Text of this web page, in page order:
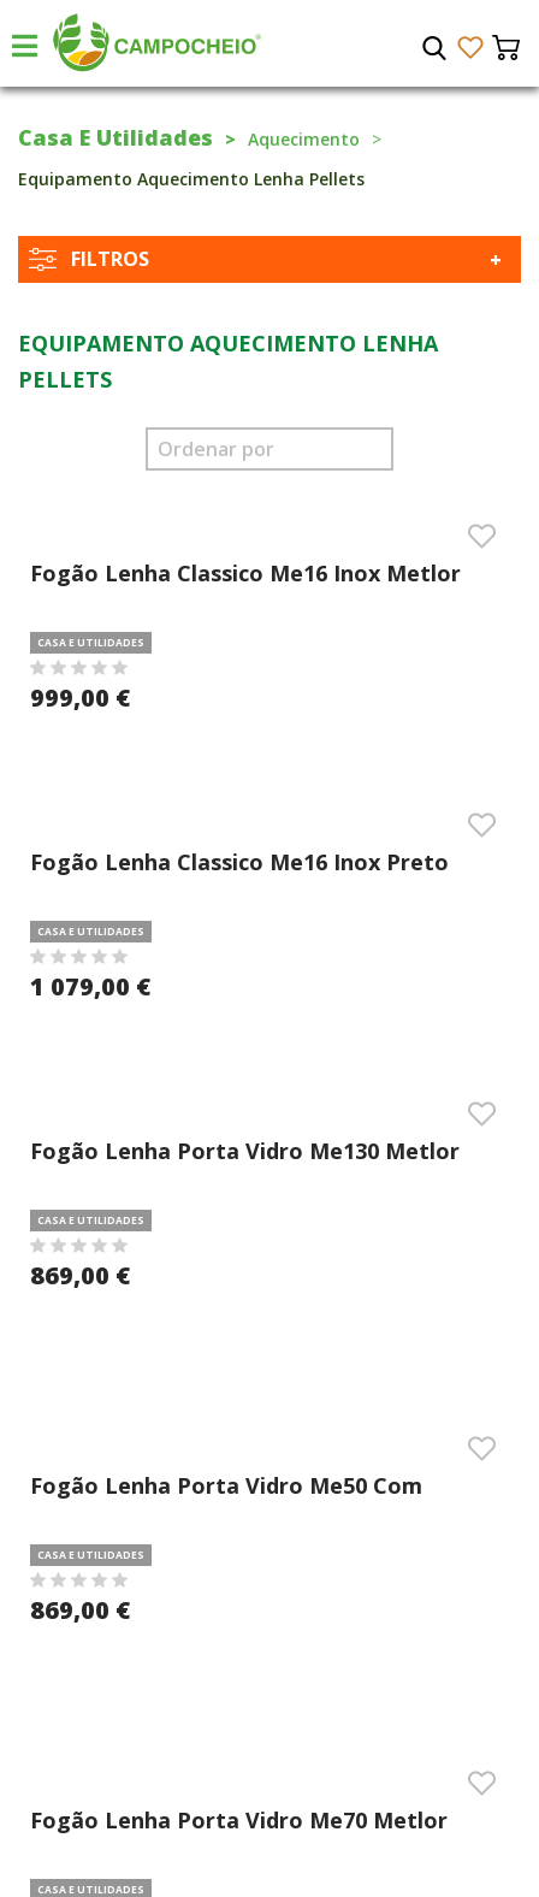
Casa E Utilidades
Aquecimento
Equipamento Aquecimento Lenha Pellets
FILTROS
EQUIPAMENTO AQUECIMENTO LENHA
PELLETS
Fogão Lenha Classico Me16 Inox Metlor
CASA E UTILIDADES
999,00 €
Fogão Lenha Classico Me16 Inox Preto
CASA E UTILIDADES
1 079,00 €
Fogão Lenha Porta Vidro Me130 Metlor
CASA E UTILIDADES
869,00 €
Fogão Lenha Porta Vidro Me50 Com
CASA E UTILIDADES
869,00 €
Fogão Lenha Porta Vidro Me70 Metlor
CASA E UTILIDADES